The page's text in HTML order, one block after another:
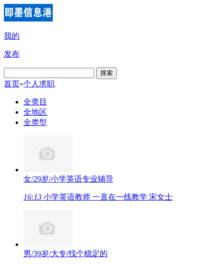
我的
发布
搜索
首页»个人求职
全类目
全地区
全类型
女/29岁/小学英语专业辅导
16:13 小学英语教师 一直在一线教学 宋女士
男/39岁/大专/找个稳定的